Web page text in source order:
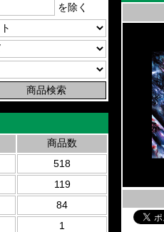
を除く
商品数
518
119
84
1